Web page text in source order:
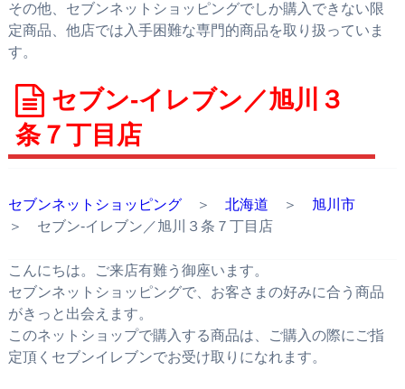
その他、セブンネットショッピングでしか購入できない限
定商品、他店では入手困難な専門的商品を取り扱っていま
す。
セブン‐イレブン／旭川３
条７丁目店
セブンネットショッピング＞ 北海道 ＞ 旭川市
＞ セブン‐イレブン／旭川３条７丁目店
こんにちは。ご来店有難う御座います。
セブンネットショッピングで、お客さまの好みに合う商品
がきっと出会えます。
このネットショップで購入する商品は、ご購入の際にご指
定頂くセブンイレブンでお受け取りになれます。